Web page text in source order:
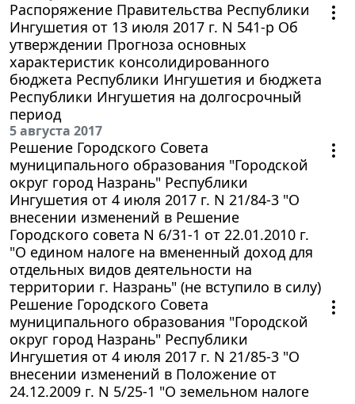
Распоряжение Правительства Республики
Ингушетия от 13 июля 2017 г. N 541-р Об
утверждении Прогноза основных
характеристик консолидированного
бюджета Республики Ингушетия и бюджета
Республики Ингушетия на долгосрочный
период
5 августа 2017
Решение Городского Совета
муниципального образования "Городской
округ город Назрань" Республики
Ингушетия от 4 июля 2017 г. N 21/84-3 "О
внесении изменений в Решение
Городского совета N 6/31-1 от 22.01.2010 г.
"О едином налоге на вмененный доход для
отдельных видов деятельности на
территории г. Назрань" (не вступило в силу)
Решение Городского Совета
муниципального образования "Городской
округ город Назрань" Республики
Ингушетия от 4 июля 2017 г. N 21/85-3 "О
внесении изменений в Положение от
24.12.2009 г. N 5/25-1 "О земельном налоге